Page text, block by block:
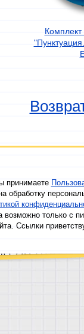
Комплект
принимаете
обработку
возможно только с
Ссылки